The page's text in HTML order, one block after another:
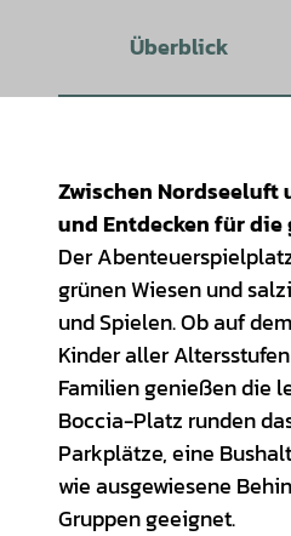
Überblick
Zwischen Nordseeluft
und Entdecken für die
Der
grünen Wiesen und
und Spielen. Ob auf
Kinder aller
Familien genießen die
Boccia-Platz runden
Parkplätze, eine
wie ausgewiesene
Gruppen geeignet.